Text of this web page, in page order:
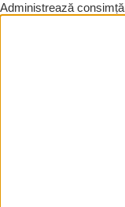
Administrează